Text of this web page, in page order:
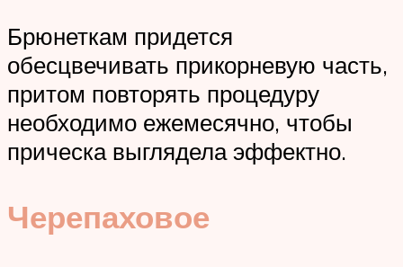
Брюнеткам придется
обесцвечивать прикорневую часть,
притом повторять процедуру
необходимо ежемесячно, чтобы
прическа выглядела эффектно.
Черепаховое